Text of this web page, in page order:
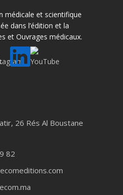
médicale et scientifique
dans l’édition et la
et Ouvrages médicaux.
26 Rés Al Boustane
82